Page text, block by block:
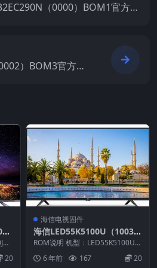
（0000）BOM1官方原
）BOM3官方原
包
20
海信电视固件
海信LED55K5100U（1003）
BOM4_C003_20161107官方
原厂USB刷机电视固件包
ROM说明 机型：LED55K5100U
固件版本：（1003） BOM：4
海...6 年前 167 20